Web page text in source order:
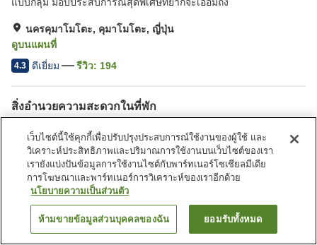
นครคุมาโมโตะ, คุมาโมโตะ, ญี่ปุ่น
ดูบนแผนที่
4.3 ดีเยี่ยม รีวิว: 194
สิ่งอำนวยความสะดวกในที่พัก
หน้าแรก ญี่ปุ่น คุมาโมโตะ นครคุมาโมโตะ fav KUMAMOTO
ค้นหาห้องพัก
เว็บไซต์นี้ใช้คุกกี้เพื่อปรับปรุงประสบการณ์ใช้งานของผู้ใช้ และ
วิเคราะห์ประสิทธิภาพและปริมาณการใช้งานบนเว็บไซต์ของเรา
เรายังแบ่งปันข้อมูลการใช้งานไซต์กับพาร์ทเนอร์โซเชียลมีเดีย
การโฆษณาและพาร์ทเนอร์การวิเคราะห์ของเราอีกด้วย
นโยบายความเป็นส่วนตัว
ห้ามขายข้อมูลส่วนบุคคลของฉัน ยอมรับทั้งหมด